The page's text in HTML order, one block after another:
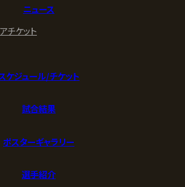
ニュース
チケット
ケジュール/チケット
試合結果
ポスターギャラリー
選手紹介